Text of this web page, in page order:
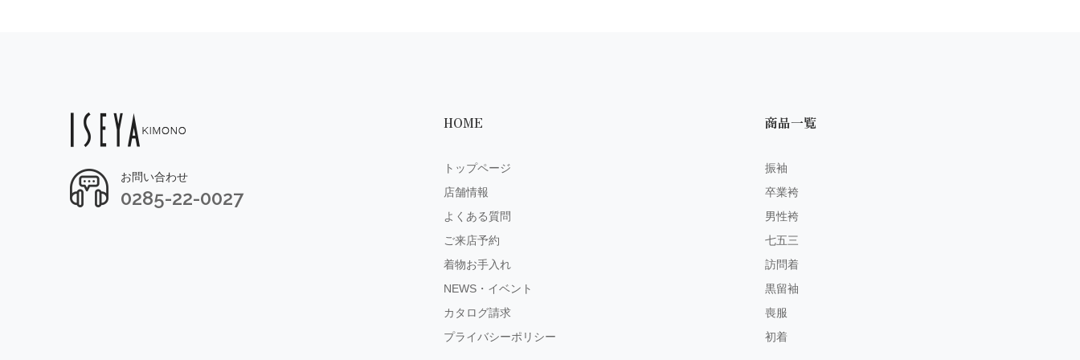
お問い合わせ
0285-22-0027
HOME
トップページ
店舗情報
よくある質問
ご来店予約
着物お手入れ
NEWS・イベント
カタログ請求
プライバシーポリシー
商品一覧
振袖
卒業袴
男性袴
七五三
訪問着
黒留袖
喪服
初着